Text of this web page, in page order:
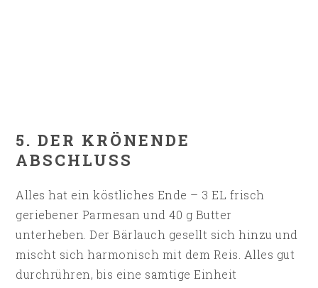
5. DER KRÖNENDE
ABSCHLUSS
Alles hat ein köstliches Ende – 3 EL frisch
geriebener Parmesan und 40 g Butter
unterheben. Der Bärlauch gesellt sich hinzu und
mischt sich harmonisch mit dem Reis. Alles gut
durchrühren, bis eine samtige Einheit